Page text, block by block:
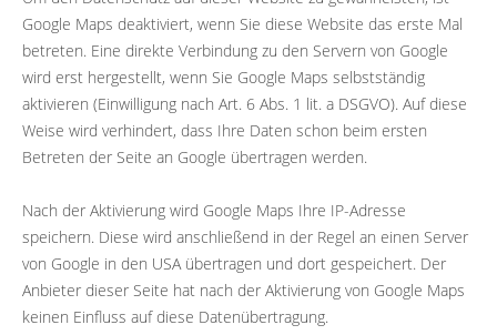
Google Maps deaktiviert, wenn Sie diese Website das erste Mal
betreten. Eine direkte Verbindung zu den Servern von Google
wird erst hergestellt, wenn Sie Google Maps selbstständig
aktivieren (Einwilligung nach Art. 6 Abs. 1 lit. a DSGVO). Auf diese
Weise wird verhindert, dass Ihre Daten schon beim ersten
Betreten der Seite an Google übertragen werden.
Nach der Aktivierung wird Google Maps Ihre IP-Adresse
speichern. Diese wird anschließend in der Regel an einen Server
von Google in den USA übertragen und dort gespeichert. Der
Anbieter dieser Seite hat nach der Aktivierung von Google Maps
keinen Einfluss auf diese Datenübertragung.